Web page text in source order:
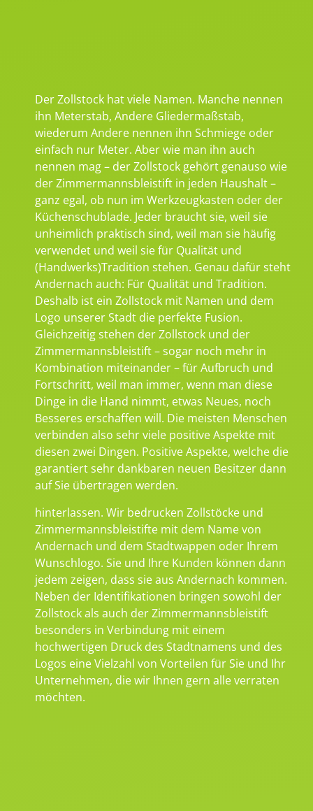
Der Zollstock hat viele Namen. Manche nennen
ihn Meterstab, Andere Gliedermaßstab,
wiederum Andere nennen ihn Schmiege oder
einfach nur Meter. Aber wie man ihn auch
nennen mag – der Zollstock gehört genauso wie
der Zimmermannsbleistift in jeden Haushalt –
ganz egal, ob nun im Werkzeugkasten oder der
Küchenschublade. Jeder braucht sie, weil sie
unheimlich praktisch sind, weil man sie häufig
verwendet und weil sie für Qualität und
(Handwerks)Tradition stehen. Genau dafür steht
Andernach auch: Für Qualität und Tradition.
Deshalb ist ein Zollstock mit Namen und dem
Logo unserer Stadt die perfekte Fusion.
Gleichzeitig stehen der Zollstock und der
Zimmermannsbleistift – sogar noch mehr in
Kombination miteinander – für Aufbruch und
Fortschritt, weil man immer, wenn man diese
Dinge in die Hand nimmt, etwas Neues, noch
Besseres erschaffen will. Die meisten Menschen
verbinden also sehr viele positive Aspekte mit
diesen zwei Dingen. Positive Aspekte, welche die
garantiert sehr dankbaren neuen Besitzer dann
auf Sie übertragen werden.
hinterlassen. Wir bedrucken Zollstöcke und
Zimmermannsbleistifte mit dem Name von
Andernach und dem Stadtwappen oder Ihrem
Wunschlogo. Sie und Ihre Kunden können dann
jedem zeigen, dass sie aus Andernach kommen.
Neben der Identifikationen bringen sowohl der
Zollstock als auch der Zimmermannsbleistift
besonders in Verbindung mit einem
hochwertigen Druck des Stadtnamens und des
Logos eine Vielzahl von Vorteilen für Sie und Ihr
Unternehmen, die wir Ihnen gern alle verraten
möchten.